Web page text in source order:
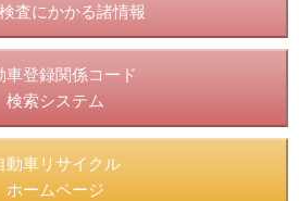
査にかかる諸情報
車登録関係コード
検索システム
動車リサイクル
ホームページ